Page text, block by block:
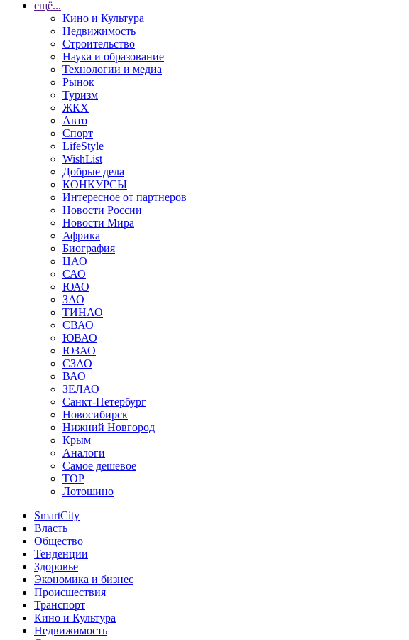
ещё...
Кино и Культура
Недвижимость
Строительство
Наука и образование
Технологии и медиа
Рынок
Туризм
ЖКХ
Авто
Спорт
LifeStyle
WishList
Добрые дела
КОНКУРСЫ
Интересное от партнеров
Новости России
Новости Мира
Африка
Биография
ЦАО
САО
ЮАО
ЗАО
ТИНАО
СВАО
ЮВАО
ЮЗАО
СЗАО
ВАО
ЗЕЛАО
Санкт-Петербург
Новосибирск
Нижний Новгород
Крым
Аналоги
Самое дешевое
TOP
Лотошино
SmartCity
Власть
Общество
Тенденции
Здоровье
Экономика и бизнес
Происшествия
Транспорт
Кино и Культура
Недвижимость